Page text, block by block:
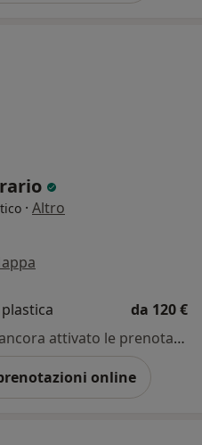
· Altro
da 120 €
Questo dottore non ha ancora attivato le prenotazioni online presso questo indirizzo.
online